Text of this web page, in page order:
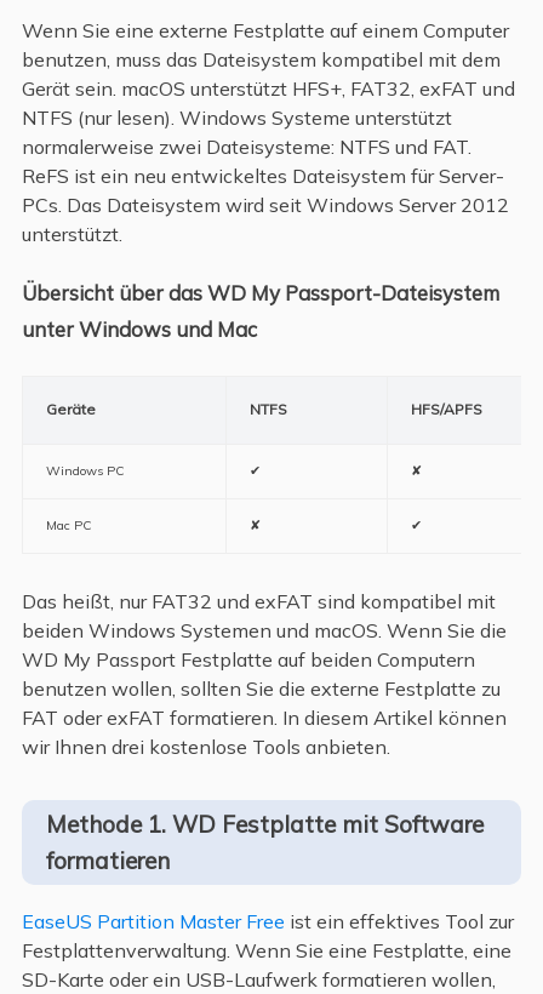
Wenn Sie eine externe Festplatte auf einem Computer
benutzen, muss das Dateisystem kompatibel mit dem
Gerät sein. macOS unterstützt HFS+, FAT32, exFAT und
NTFS (nur lesen). Windows Systeme unterstützt
normalerweise zwei Dateisysteme: NTFS und FAT.
ReFS ist ein neu entwickeltes Dateisystem für Server-
PCs. Das Dateisystem wird seit Windows Server 2012
unterstützt.
Übersicht über das WD My Passport-Dateisystem
unter Windows und Mac
Geräte NTFS HFS/APFS
Windows PC ✔ ✘
Mac PC ✘ ✔
Das heißt, nur FAT32 und exFAT sind kompatibel mit
beiden Windows Systemen und macOS. Wenn Sie die
WD My Passport Festplatte auf beiden Computern
benutzen wollen, sollten Sie die externe Festplatte zu
FAT oder exFAT formatieren. In diesem Artikel können
wir Ihnen drei kostenlose Tools anbieten.
Methode 1. WD Festplatte mit Software
formatieren
EaseUS Partition Master Free ist ein effektives Tool zur
Festplattenverwaltung. Wenn Sie eine Festplatte, eine
SD-Karte oder ein USB-Laufwerk formatieren wollen,